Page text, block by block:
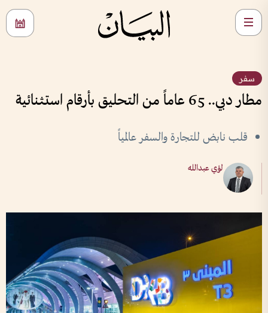
سفر
مطار دبي.. 65 عاماً من التحليق بأرقام استثنائية
قلب نابض للتجارة والسفر عالمياً
لؤي عبدالله